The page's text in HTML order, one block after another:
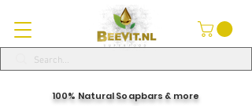
100% Natural Soapbars & more